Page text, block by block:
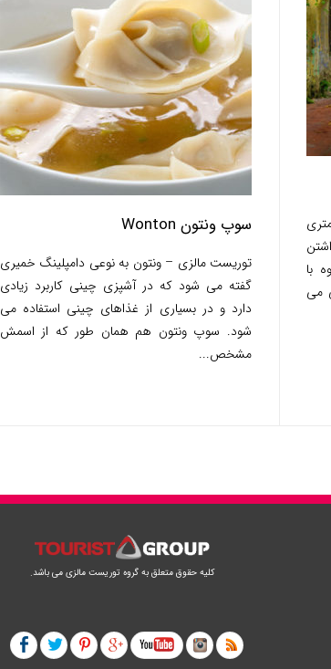
در ۲۰۰ کیلومتری
با
می
سوپ ونتون Wonton
توریست مالزی – ونتون به نوعی دامپلینگ خمیری
گفته می شود که در آشپزی چینی کاربرد زیادی
دارد و در بسیاری از غذاهای چینی استفاده می
شود. سوپ ونتون هم همان طور که از اسمش
مشخص...
کلیه حقوق متعلق به گروه توریست مالزی می باشد.